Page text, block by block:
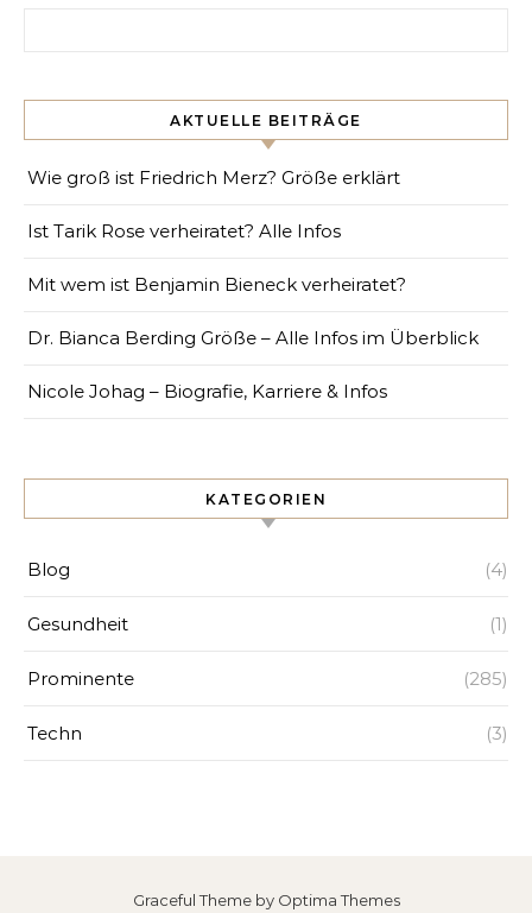
AKTUELLE BEITRÄGE
Wie groß ist Friedrich Merz? Größe erklärt
Ist Tarik Rose verheiratet? Alle Infos
Mit wem ist Benjamin Bieneck verheiratet?
Dr. Bianca Berding Größe – Alle Infos im Überblick
Nicole Johag – Biografie, Karriere & Infos
KATEGORIEN
Blog (4)
Gesundheit (1)
Prominente (285)
Techn (3)
Graceful Theme by Optima Themes